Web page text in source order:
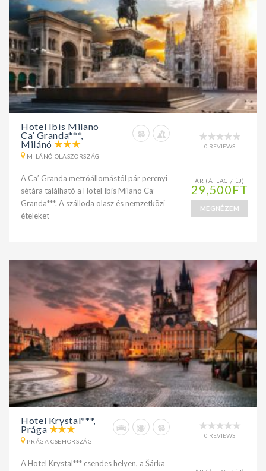
Hotel Ibis Milano
Ca’ Granda***,
Milánó
MILÁNÓ OLASZORSZÁG
0 REVIEWS
A Ca’ Granda metróállomástól pár percnyi
sétára található a Hotel Ibis Milano Ca’
Granda***. A szálloda olasz és nemzetközi
ételeket
ÁR (ÁTLAG / ÉJ)
29,500FT
MEGNÉZEM
Hotel Krystal***,
Prága
PRÁGA CSEHORSZÁG
0 REVIEWS
A Hotel Krystal*** csendes helyen, a Šárka